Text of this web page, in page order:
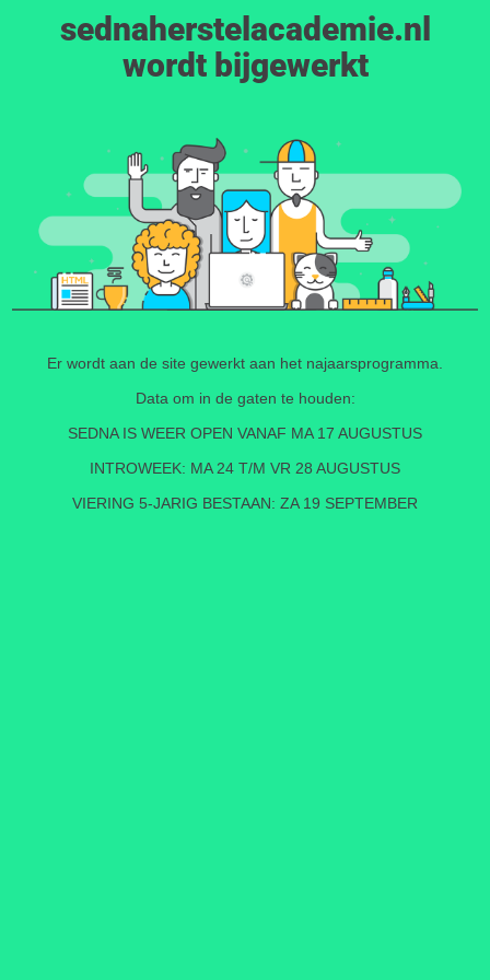
sednaherstelacademie.nl
wordt bijgewerkt
Er wordt aan de site gewerkt aan het najaarsprogramma.
Data om in de gaten te houden:
SEDNA IS WEER OPEN VANAF MA 17 AUGUSTUS
INTROWEEK: MA 24 T/M VR 28 AUGUSTUS
VIERING 5-JARIG BESTAAN: ZA 19 SEPTEMBER